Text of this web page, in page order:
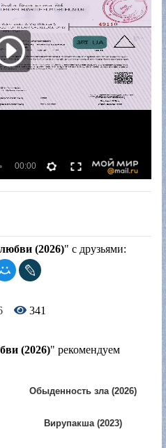
(2026)" с друзьями:
341
(2026)" рекомендуем
Обыденность зла (2026)
Вирупакша (2023)